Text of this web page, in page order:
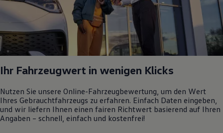
Ihr Fahrzeugwert in wenigen Klicks
Nutzen Sie unsere Online-Fahrzeugbewertung, um den Wert
Ihres Gebrauchtfahrzeugs zu erfahren. Einfach Daten eingeben,
und wir liefern Ihnen einen fairen Richtwert basierend auf Ihren
Angaben – schnell, einfach und kostenfrei!